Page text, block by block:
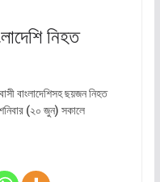
নিহত
বাংলাদেশিসহ ছয়জন নিহত
শনিবার (২০ জুন) সকালে